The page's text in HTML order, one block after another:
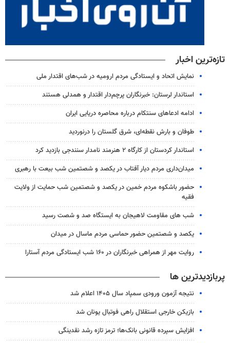
تازه‌ترین اخبار
نمایش اتحاد و ایستادگی مردم ارومیه در شب‌های اقتدار ملی
استاندار لرستان: خبرنگاران پرچم‌دار اقتدار و همدلی هستند
ادامه ادعاهای سنتکام درباره محاصره دریایی ایران
طوفان و بارش نقطه‌ای، شرق گلستان را درنوردید
استاندار کردستان از کارگاه ۲ هنرمند نامدار سنندجی بازدید کرد
میدان‌داری مردم دیار آفتاب در یکصد و شصتمین شب بیعت با رهبری
حضور باشکوه مردم خمین در یکصد و شصتمین شب حمایت از ولایت
فقیه
شب های مقاومت لاهیجان به ایستگاه صد و شصت رسید
یکصد و شصتمین حضور حماسی مردم ماسال در میدان
روایت مهر از همراهی خبرنگاران در ۱۶۰ شب ایستادگی مردم آستارا
پربازدیدترین ها
نتیجه آزمون ورودی سمپاد سال ۱۴۰۵ اعلام شد
بازیکن خارجی استقلال راهی فوتبال یونان شد
افزایش سپرده قانونی بانک‌ها؛ ترمز تازه رشد نقدینگی